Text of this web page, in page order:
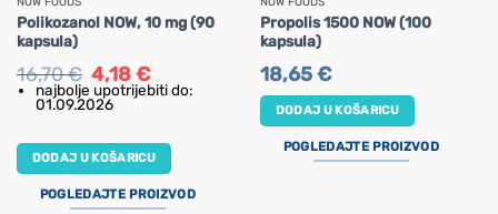
Polikozanol NOW, 10 mg (90
kapsula)
16,70€ Izvorna
cijena
bila
je:
4,18€Trenutna
cijena
je:
najbolje upotrijebiti do:
01.09.2026
DODAJ U KOŠARICU
POGLEDAJTE PROIZVOD
Propolis 1500 NOW (100
kapsula)
18,65€
DODAJ U KOŠARICU
POGLEDAJTE PROIZVOD